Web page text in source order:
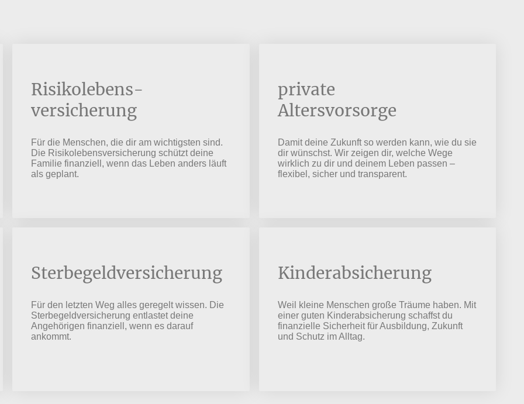
Risikolebens-
versicherung
Für die Menschen, die dir am wichtigsten sind.
Die Risikolebensversicherung schützt deine
Familie finanziell, wenn das Leben anders läuft
als geplant.
private
Altersvorsorge
Damit deine Zukunft so werden kann, wie du sie
dir wünschst. Wir zeigen dir, welche Wege
wirklich zu dir und deinem Leben passen –
flexibel, sicher und transparent.
Sterbegeldversicherung
Für den letzten Weg alles geregelt wissen. Die
Sterbegeldversicherung entlastet deine
Angehörigen finanziell, wenn es darauf
ankommt.
Kinderabsicherung
Weil kleine Menschen große Träume haben. Mit
einer guten Kinderabsicherung schaffst du
finanzielle Sicherheit für Ausbildung, Zukunft
und Schutz im Alltag.